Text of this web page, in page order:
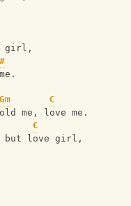
girl,
Gm
C
me, hold
C
love girl,